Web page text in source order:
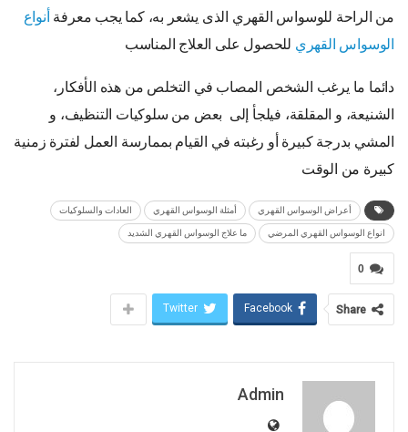
من الراحة للوسواس القهري الذى يشعر به، كما يجب معرفةأنواع
الوسواس القهري للحصول على العلاج المناسب
دائما ما يرغب الشخص المصاب في التخلص من هذه الأفكار،
الشنيعة، و المقلقة، فيلجأ إلى بعض من سلوكيات التنظيف، و
المشي بدرجة كبيرة أو رغبته في القيام بممارسة العمل لفترة زمنية
كبيرة من الوقت
أعراض الوسواس القهري أمثلة الوسواس القهري العادات والسلوكيات
انواع الوسواس القهري المرضي ما علاج الوسواس القهري الشديد
0
Share
Facebook
Twitter
Admin